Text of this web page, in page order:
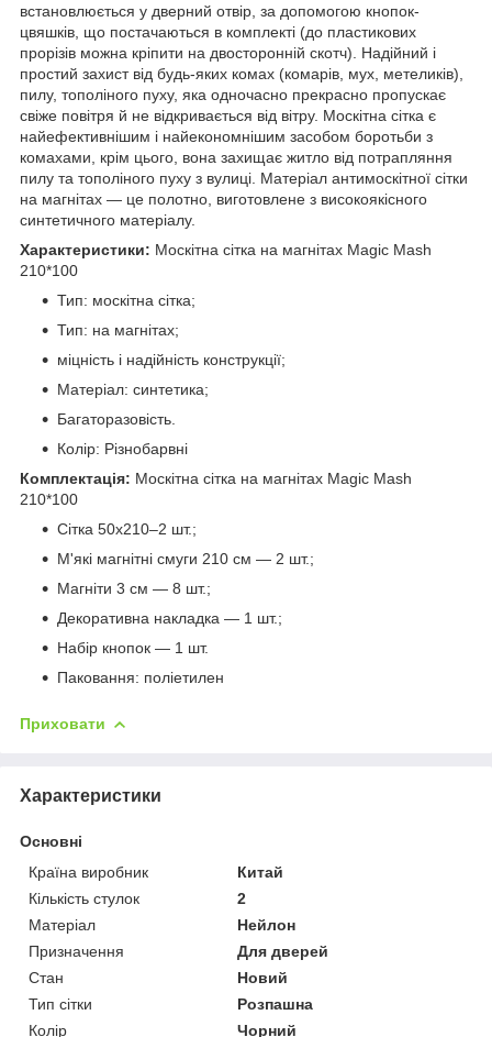
встановлюється у дверний отвір, за допомогою кнопок-
цвяшків, що постачаються в комплекті (до пластикових
прорізів можна кріпити на двосторонній скотч). Надійний і
простий захист від будь-яких комах (комарів, мух, метеликів),
пилу, тополіного пуху, яка одночасно прекрасно пропускає
свіже повітря й не відкривається від вітру. Москітна сітка є
найефективнішим і найекономнішим засобом боротьби з
комахами, крім цього, вона захищає житло від потрапляння
пилу та тополіного пуху з вулиці. Матеріал антимоскітної сітки
на магнітах — це полотно, виготовлене з високоякісного
синтетичного матеріалу.
Характеристики: Москітна сітка на магнітах Magic Mash
210*100
Тип: москітна сітка;
Тип: на магнітах;
міцність і надійність конструкції;
Матеріал: синтетика;
Багаторазовість.
Колір: Різнобарвні
Комплектація: Москітна сітка на магнітах Magic Mash
210*100
Сітка 50х210–2 шт.;
М'які магнітні смуги 210 см — 2 шт.;
Магніти 3 см — 8 шт.;
Декоративна накладка — 1 шт.;
Набір кнопок — 1 шт.
Паковання: поліетилен
Приховати
Характеристики
Основні
Країна виробник
Китай
Кількість стулок
2
Матеріал
Нейлон
Призначення
Для дверей
Стан
Новий
Тип сітки
Розпашна
Колір
Чорний